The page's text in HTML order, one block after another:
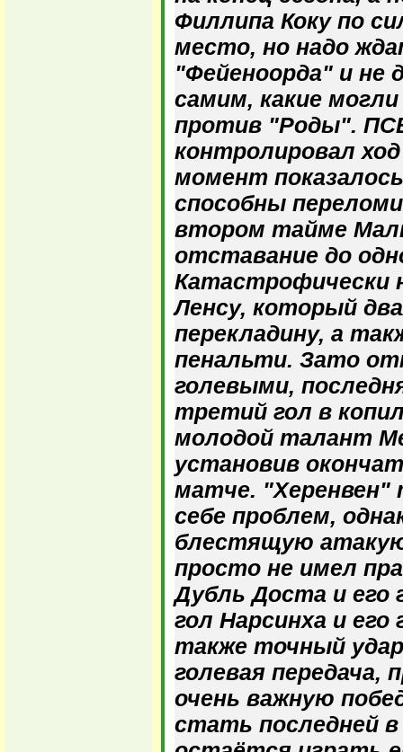
Филлипа Коку по
место, но надо
"Фейеноорда" и не
самим, какие
против "Роды".
контролировал
момент
способны
втором тайме
отставание до
Катастрофически
Ленсу, который
перекладину, а
пенальти. Зато
голевыми,
третий гол в
молодой талант
установив
матче. "Херенвен"
себе проблем,
блестящую
просто не имел
Дубль Доста и его
гол Нарсинха и его
также точный
голевая передача,
очень важную
стать последней